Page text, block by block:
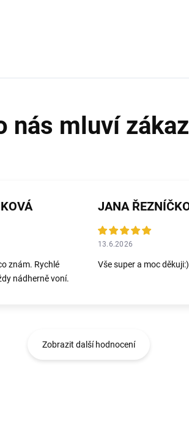
znám. Rychlé
nádherně voní.
13.6.2026
Vše super a moc děkuji:)
Zobrazit další hodnocení